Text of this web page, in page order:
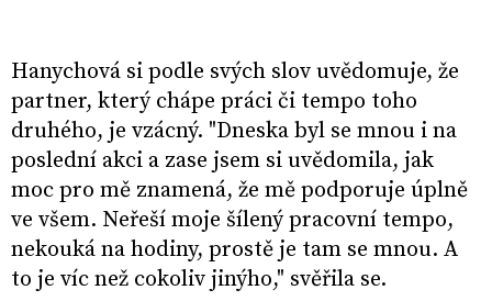
Hanychová si podle svých slov uvědomuje, že
partner, který chápe práci či tempo toho
druhého, je vzácný. "Dneska byl se mnou i na
poslední akci a zase jsem si uvědomila, jak
moc pro mě znamená, že mě podporuje úplně
ve všem. Neřeší moje šílený pracovní tempo,
nekouká na hodiny, prostě je tam se mnou. A
to je víc než cokoliv jinýho," svěřila se.